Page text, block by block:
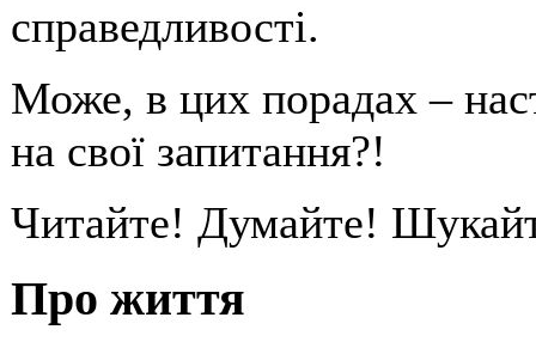
справедливості.
Може, в цих порадах –
на свої запитання?!
Читайте! Думайте!
Про життя